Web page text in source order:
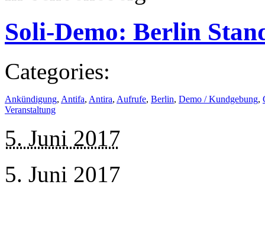
Soli-Demo: Berlin
Categories:
Ankündigung, Antifa, Antira, Aufrufe, Berlin, Demo / Kundgebung,
Veranstaltung
5. Juni 2017
5. Juni 2017